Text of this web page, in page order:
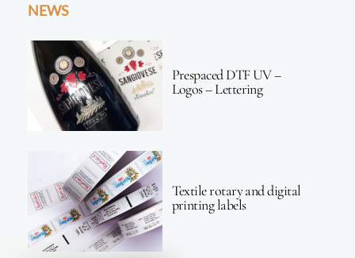
NEWS
Prespaced DTF UV –
Logos – Lettering
Textile rotary and digital
printing labels